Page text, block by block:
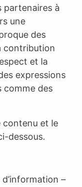
partenaires à
une
des
contribution
et la
expressions
comme des
contenu et le
dessous.
–